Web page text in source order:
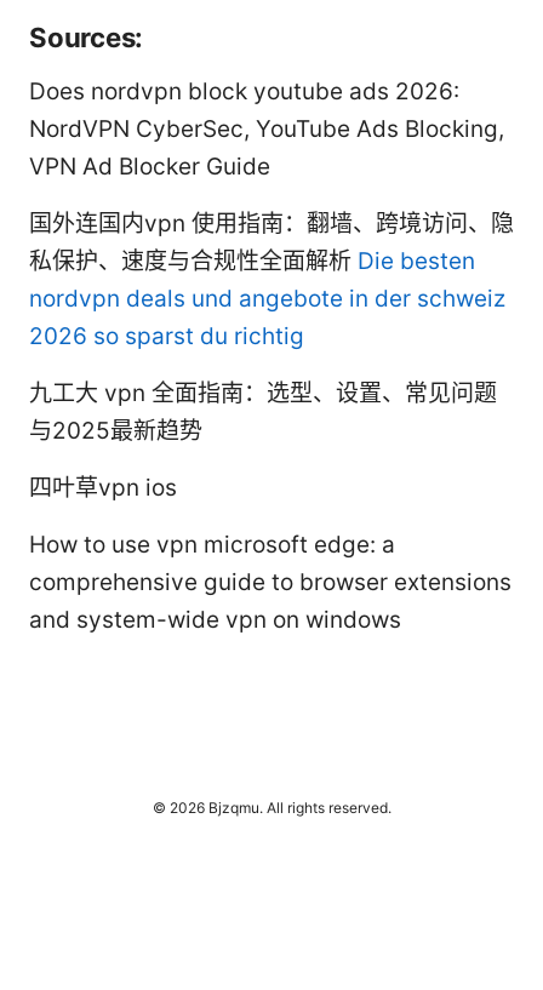
Sources:
Does nordvpn block youtube ads 2026:
NordVPN CyberSec, YouTube Ads Blocking,
VPN Ad Blocker Guide
国外连国内vpn 使用指南：翻墙、跨境访问、隐
私保护、速度与合规性全面解析 Die besten
nordvpn deals und angebote in der schweiz
2026 so sparst du richtig
九工大 vpn 全面指南：选型、设置、常见问题
与2025最新趋势
四叶草vpn ios
How to use vpn microsoft edge: a
comprehensive guide to browser extensions
and system-wide vpn on windows
© 2026 Bjzqmu. All rights reserved.